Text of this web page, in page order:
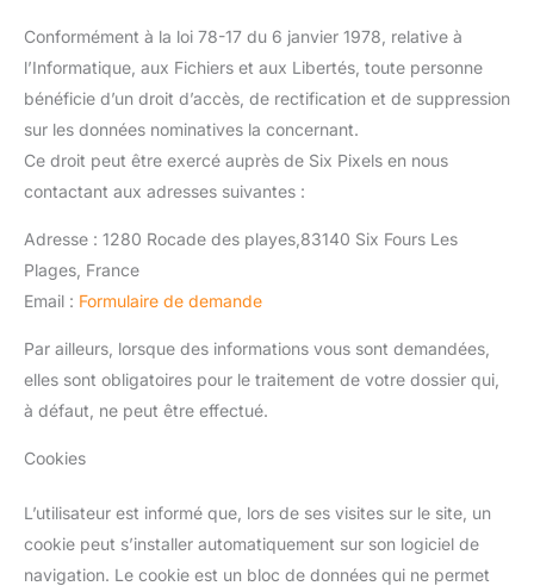
Conformément à la loi 78-17 du 6 janvier 1978, relative à
l’Informatique, aux Fichiers et aux Libertés, toute personne
bénéficie d’un droit d’accès, de rectification et de suppression
sur les données nominatives la concernant.
Ce droit peut être exercé auprès de Six Pixels en nous
contactant aux adresses suivantes :
Adresse : 1280 Rocade des playes,83140 Six Fours Les
Plages, France
Email : Formulaire de demande
Par ailleurs, lorsque des informations vous sont demandées,
elles sont obligatoires pour le traitement de votre dossier qui,
à défaut, ne peut être effectué.
Cookies
L’utilisateur est informé que, lors de ses visites sur le site, un
cookie peut s’installer automatiquement sur son logiciel de
navigation. Le cookie est un bloc de données qui ne permet